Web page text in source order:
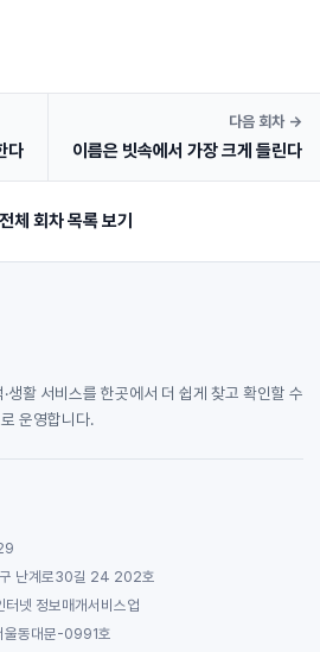
다
다음 회차 →
이름은 빗속에서 가장 크게 들린다
체 회차 목록 보기
생활 서비스를 한곳에서 더 쉽게 찾고 확인할 수
운영합니다.
구 난계로30길 24 202호
넷 정보매개서비스업
울동대문-0991호